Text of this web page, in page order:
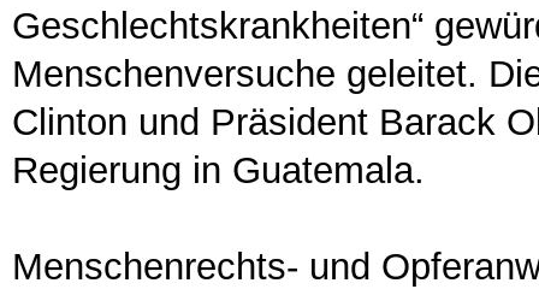
Geschlechtskrankheiten“
Menschenversuche geleitet.
Clinton und Präsident Barack
Regierung in Guatemala.
Menschenrechts- und